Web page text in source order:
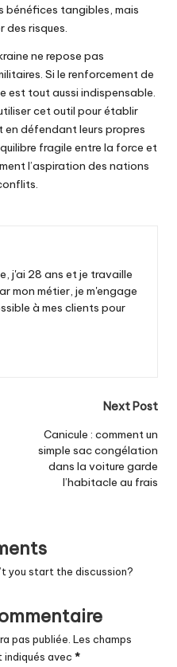
tangibles, mais
des risques.
ne repose pas
Si le renforcement de
est tout aussi indispensable.
cet outil pour établir
défendant leurs propres
fragile entre la force et
l’aspiration des nations
j'ai 28 ans et je travaille
mon métier, je m'engage
à mes clients pour
Next Post
Canicule : comment un
simple sac congélation
dans la voiture garde
l’habitacle au frais
you start the discussion?
pas publiée. Les champs
avec *